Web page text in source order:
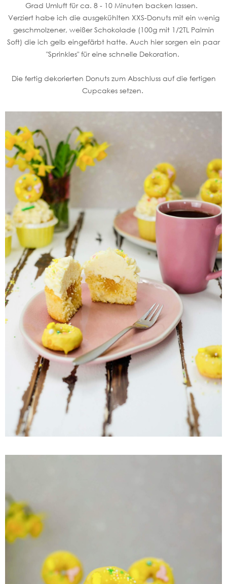
Grad Umluft für ca. 8 - 10 Minuten backen lassen.
Verziert habe ich die ausgekühlten XXS-Donuts mit ein wenig
geschmolzener, weißer Schokolade (100g mit 1/2TL Palmin
Soft) die ich gelb eingefärbt hatte. Auch hier sorgen ein paar
"Sprinkles" für eine schnelle Dekoration.
Die fertig dekorierten Donuts zum Abschluss auf die fertigen
Cupcakes setzen.